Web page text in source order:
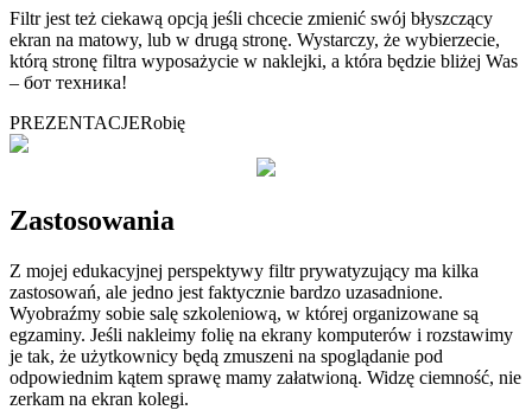
Filtr jest też ciekawą opcją jeśli chcecie zmienić swój błyszczący
ekran na matowy, lub w drugą stronę. Wystarczy, że wybierzecie,
którą stronę filtra wyposażycie w naklejki, a która będzie bliżej Was
– бот техника!
PREZENTACJERobię
Zastosowania
Z mojej edukacyjnej perspektywy filtr prywatyzujący ma kilka
zastosowań, ale jedno jest faktycznie bardzo uzasadnione.
Wyobraźmy sobie salę szkoleniową, w której organizowane są
egzaminy. Jeśli nakleimy folię na ekrany komputerów i rozstawimy
je tak, że użytkownicy będą zmuszeni na spoglądanie pod
odpowiednim kątem sprawę mamy załatwioną. Widzę ciemność, nie
zerkam na ekran kolegi.